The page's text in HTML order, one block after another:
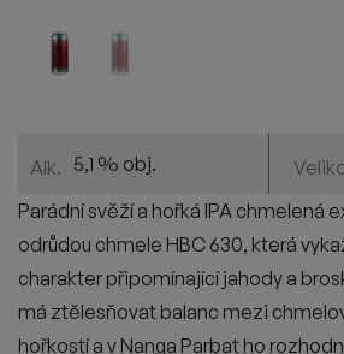
Alk. 5,1 % obj.
Parádní svěží a hořká IPA chmelená
odrůdou chmele HBC 630, která
charakter připomínající jahody a
má ztělesňovat balanc mezi
hořkostí a v Nanga Parbat ho